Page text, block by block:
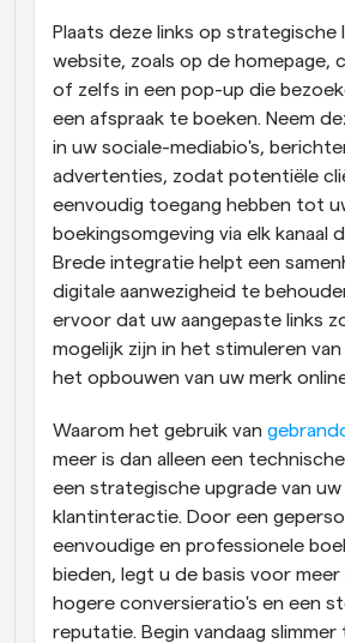
Plaats deze links op strategische
website, zoals op de homepage,
of zelfs in een pop-up die
een afspraak te boeken. Neem
in uw sociale-mediabio's,
advertenties, zodat potentiële
eenvoudig toegang hebben tot
boekingsomgeving via elk kanaal
Brede integratie helpt een
digitale aanwezigheid te
ervoor dat uw aangepaste links
mogelijk zijn in het stimuleren
het opbouwen van uw merk
Waarom het gebruik van
meer is dan alleen een
een strategische upgrade van
klantinteractie. Door een
eenvoudige en professionele
bieden, legt u de basis voor
hogere conversieratio's en een
reputatie. Begin vandaag slimmer